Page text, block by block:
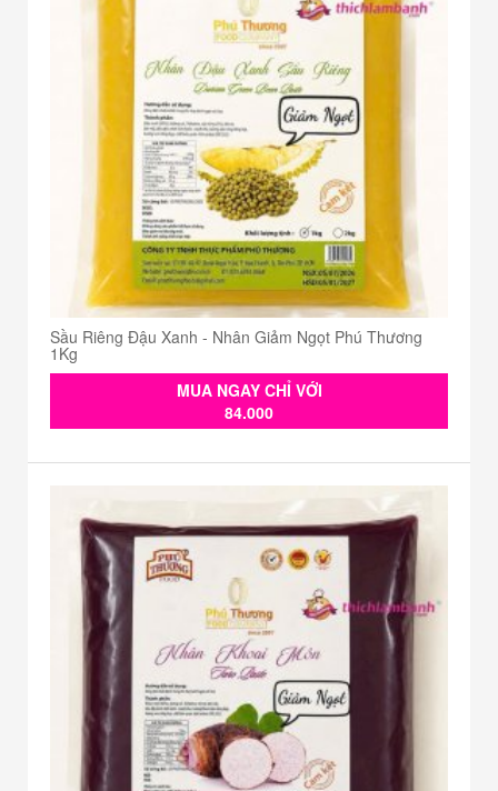
Sầu Riêng Đậu Xanh - Nhân Giảm Ngọt Phú Thương
1Kg
MUA NGAY CHỈ VỚI
84.000